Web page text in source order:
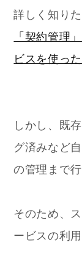
詳しく知り
「契約管理
ビスを使っ
しかし、既
グ済みなど
の管理まで
そのため、
ービスの利